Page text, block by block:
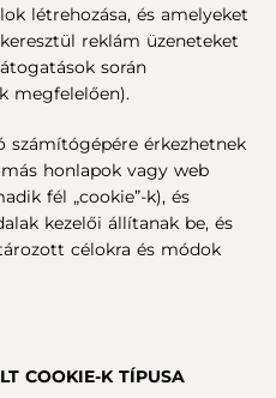
létrehozása, és amelyeket
reklám üzeneteket
során
megfelelően).
számítógépére érkezhetnek
honlapok vagy web
fél „cookie”-k), és
kezelői állítanak be, és
célokra és módok
COOKIE-K TÍPUSA